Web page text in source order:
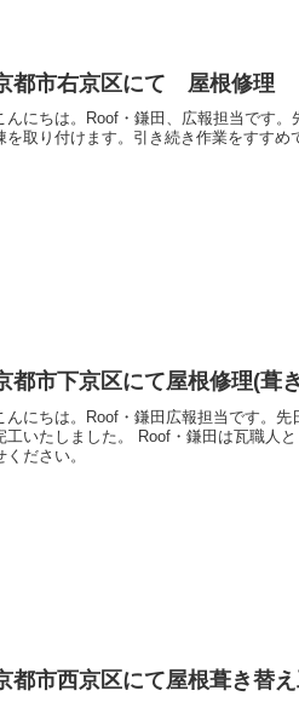
都市右京区にて 屋根修理
んにちは。Roof・鎌田、広報担当です
を取り付けます。引き続き作業をすすめ
都市下京区にて屋根修理(葺
んにちは。Roof・鎌田広報担当です。
工いたしました。 Roof・鎌田は瓦職人
ください。
都市西京区にて屋根葺き替